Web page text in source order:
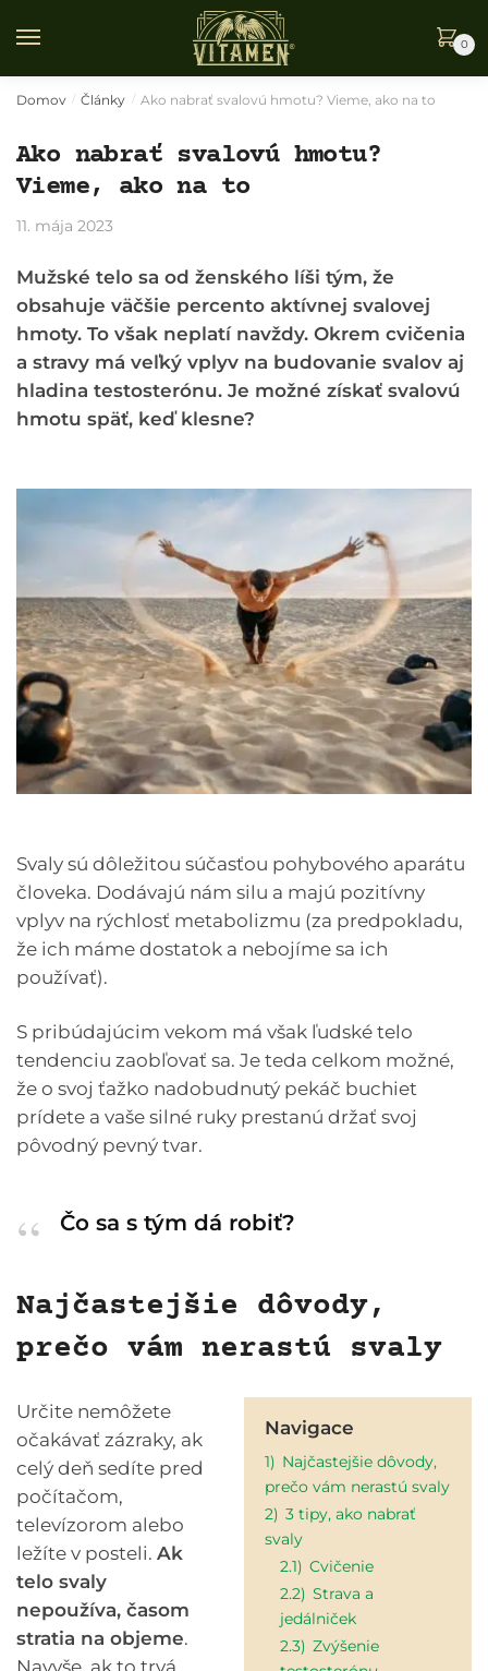
0
Domov / Články / Ako nabrať svalovú hmotu? Vieme, ako na to
Ako nabrať svalovú hmotu?
Vieme, ako na to
11. mája 2023
Mužské telo sa od ženského líši tým, že
obsahuje väčšie percento aktívnej svalovej
hmoty. To však neplatí navždy. Okrem cvičenia
a stravy má veľký vplyv na budovanie svalov aj
hladina testosterónu. Je možné získať svalovú
hmotu späť, keď klesne?
Svaly sú dôležitou súčasťou pohybového aparátu
človeka. Dodávajú nám silu a majú pozitívny
vplyv na rýchlosť metabolizmu (za predpokladu,
že ich máme dostatok a nebojíme sa ich
používať).
S pribúdajúcim vekom má však ľudské telo
tendenciu zaobľovať sa. Je teda celkom možné,
že o svoj ťažko nadobudnutý pekáč buchiet
prídete a vaše silné ruky prestanú držať svoj
pôvodný pevný tvar.
Čo sa s tým dá robiť?
Najčastejšie dôvody,
prečo vám nerastú svaly
Navigace
1) Najčastejšie dôvody,
prečo vám nerastú svaly
2) 3 tipy, ako nabrať
svaly
2.1) Cvičenie
2.2) Strava a
jedálniček
2.3) Zvýšenie
Určite nemôžete
očakávať zázraky, ak
celý deň sedíte pred
počítačom,
televízorom alebo
ležíte v posteli. Ak
telo svaly
nepoužíva, časom
stratia na objeme.
Navyše, ak to trvá